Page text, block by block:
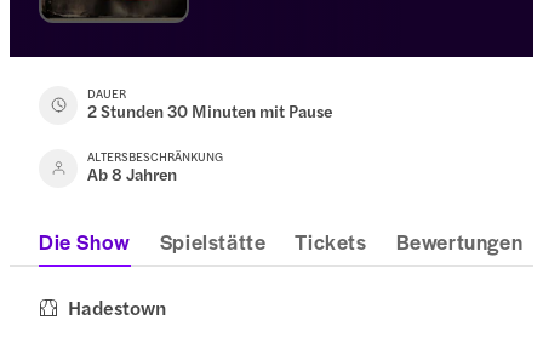
DAUER
2 Stunden 30 Minuten mit Pause
ALTERSBESCHRÄNKUNG
Ab 8 Jahren
Die Show Spielstätte Tickets Bewertungen
Hadestown